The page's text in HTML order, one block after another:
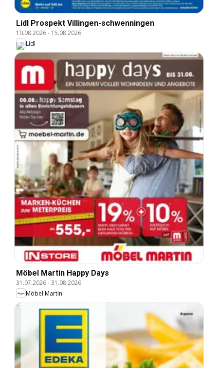
Lidl Prospekt Villingen-schwenningen
10.08.2026- 15.08.2026
Lidl
Möbel Martin Happy Days
31.07.2026-31.08.2026
Möbel Martin